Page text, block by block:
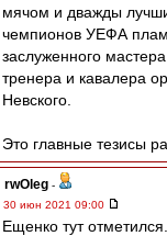
мячом и дважды
чемпионов УЕФА
заслуженного
тренера и кавалера
Невского.
Это главные тезисы
rwOleg -
30 июн 2021 09:00
Ещенко тут отметился.